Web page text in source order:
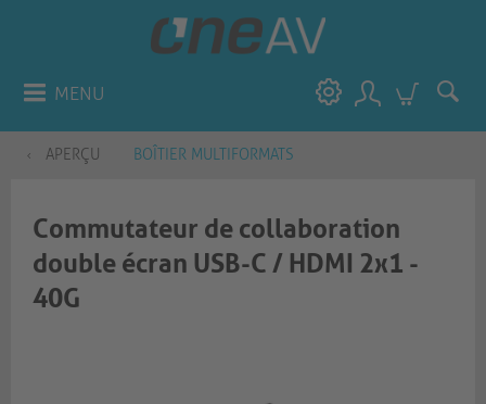
MENU
APERÇU BOÎTIER MULTIFORMATS
Commutateur de collaboration
double écran USB-C / HDMI 2x1 -
40G